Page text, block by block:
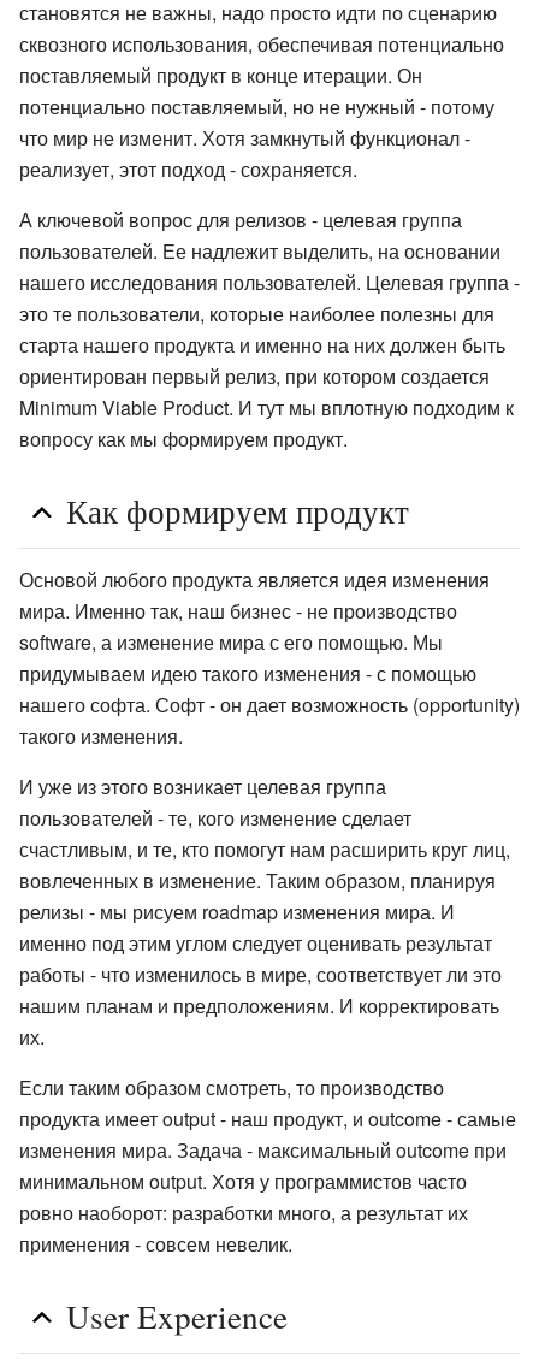
становятся не важны, надо просто идти по сценарию
сквозного использования, обеспечивая потенциально
поставляемый продукт в конце итерации. Он
потенциально поставляемый, но не нужный - потому
что мир не изменит. Хотя замкнутый функционал -
реализует, этот подход - сохраняется.
А ключевой вопрос для релизов - целевая группа
пользователей. Ее надлежит выделить, на основании
нашего исследования пользователей. Целевая группа -
это те пользователи, которые наиболее полезны для
старта нашего продукта и именно на них должен быть
ориентирован первый релиз, при котором создается
Minimum Viable Product. И тут мы вплотную подходим к
вопросу как мы формируем продукт.
Как формируем продукт
Основой любого продукта является идея изменения
мира. Именно так, наш бизнес - не производство
software, а изменение мира с его помощью. Мы
придумываем идею такого изменения - с помощью
нашего софта. Софт - он дает возможность (opportunity)
такого изменения.
И уже из этого возникает целевая группа
пользователей - те, кого изменение сделает
счастливым, и те, кто помогут нам расширить круг лиц,
вовлеченных в изменение. Таким образом, планируя
релизы - мы рисуем roadmap изменения мира. И
именно под этим углом следует оценивать результат
работы - что изменилось в мире, соответствует ли это
нашим планам и предположениям. И корректировать
их.
Если таким образом смотреть, то производство
продукта имеет output - наш продукт, и outcome - самые
изменения мира. Задача - максимальный outcome при
минимальном output. Хотя у программистов часто
ровно наоборот: разработки много, а результат их
применения - совсем невелик.
User Experience